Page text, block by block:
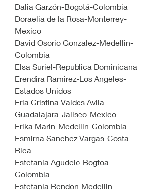
Dalia Garzón-Bogotá-Colombia
Doraelia de la Rosa-Monterrey-
Mexico
David Osorio Gonzalez-Medellin-
Colombia
Elsa Suriel-Republica Dominicana
Erendira Ramirez-Los Angeles-
Estados Unidos
Eria Cristina Valdes Avila-
Guadalajara-Jalisco-Mexico
Erika Marin-Medellin-Colombia
Esmirna Sanchez Vargas-Costa
Rica
Estefania Agudelo-Bogtoa-
Colombia
Estefania Rendon-Medellin-